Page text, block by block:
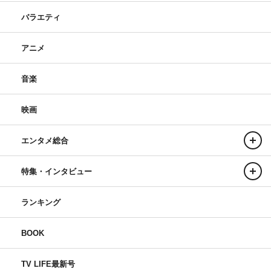
バラエティ
アニメ
音楽
映画
エンタメ総合
特集・インタビュー
ランキング
BOOK
TV LIFE最新号